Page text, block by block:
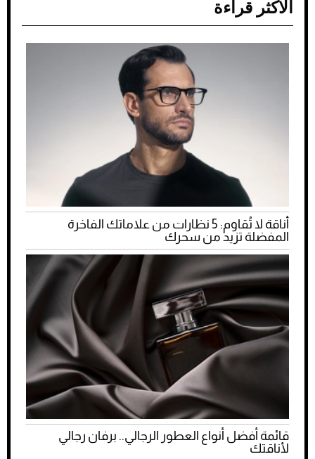
الأكثر قراءة
أناقة لا تُقاوم: 5 نظارات من علاماتك الفاخرة
المفضلة تزيد من سحرك
قائمة أفضل أنواع العطور الرجالي.. برفان رجالي
لأناقتك